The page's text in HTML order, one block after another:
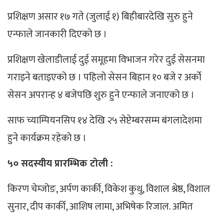
प्रशिक्षण असार १७ गते (जुलाई १) बिहीबारदेखि सुरु हुने
एन्फाले जानकारी दिएको छ ।
प्रशिक्षण खेलाडीलाई दुई समूहमा विभाजन गरेर दुई सेसनमा
गराइने बताइएको छ । पहिलो सेसन बिहान १० बजे र अर्को
सेसन अपरान्ह ४ बजेपछि शुरु हुने एन्फाले जनाएको छ ।
साफ च्याम्पियनसिप १४ देखि २५ सेप्टेम्बरसम्म बंगलादेशमा
हुने कार्यक्रम रहेको छ ।
५० सदस्यीय प्रारम्भिक टोली :
किरण चेम्जोङ, अर्पण कार्की, विकेश कुथु, विशाल श्रेष्ठ, विशाल
सुनार, दीप कार्की, आशिष लामा, अभिषेक रिजाल. अमित